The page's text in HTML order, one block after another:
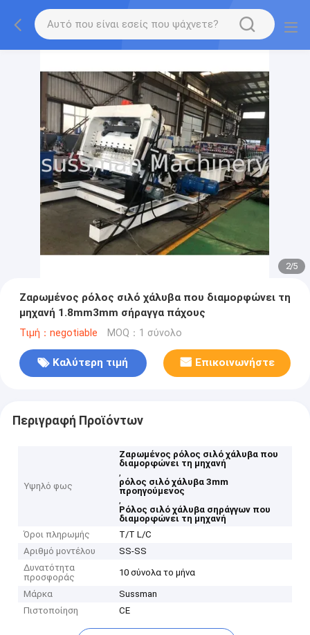
2/5
Ζαρωμένος ρόλος σιλό χάλυβα που διαμορφώνει τη
μηχανή 1.8mm3mm σήραγγα πάχους
Τιμή：negotiable MOQ：1 σύνολο
Καλύτερη τιμή Επικοινωνήστε
Περιγραφή Προϊόντων
Υψηλό φως
Ζαρωμένος ρόλος σιλό χάλυβα που
διαμορφώνει τη μηχανή
,
ρόλος σιλό χάλυβα 3mm
προηγούμενος
,
Ρόλος σιλό χάλυβα σηράγγων που
διαμορφώνει τη μηχανή
Όροι πληρωμής
T/T L/C
Αριθμό μοντέλου
SS-SS
Δυνατότητα
προσφοράς
10 σύνολα το μήνα
Μάρκα
Sussman
Πιστοποίηση
CE